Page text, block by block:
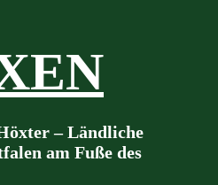
– Ländliche
am Fuße des